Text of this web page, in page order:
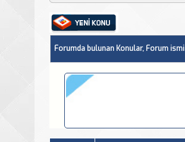
Forumda bulunan Konular, Forum ismi